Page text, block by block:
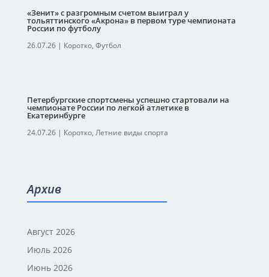
«Зенит» с разгромным счетом выиграл у
тольяттинского «Акрона» в первом туре чемпионата
России по футболу
26.07.26| Коротко, Футбол
Петербургские спортсмены успешно стартовали на
чемпионате России по легкой атлетике в
Екатеринбурге
24.07.26| Коротко, Летние виды спорта
Архив
Август 2026
Июль 2026
Июнь 2026